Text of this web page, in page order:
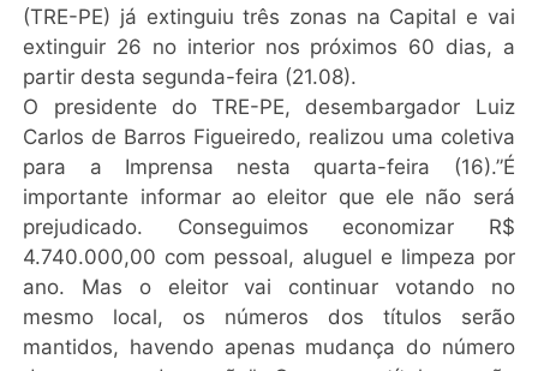
(TRE-PE) já extinguiu três zonas na Capital e vai
extinguir 26 no interior nos próximos 60 dias, a
partir desta segunda-feira (21.08).
O presidente do TRE-PE, desembargador Luiz
Carlos de Barros Figueiredo, realizou uma coletiva
para a Imprensa nesta quarta-feira (16).”É
importante informar ao eleitor que ele não será
prejudicado. Conseguimos economizar R$
4.740.000,00 com pessoal, aluguel e limpeza por
ano. Mas o eleitor vai continuar votando no
mesmo local, os números dos títulos serão
mantidos, havendo apenas mudança do número